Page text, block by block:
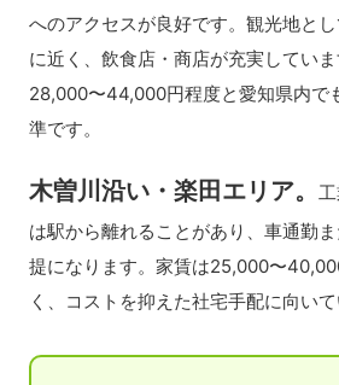
へのアクセスが良好です。観光地と
に近く、飲食店・商店が充実してい
28,000〜44,000円程度と愛知県内で
準です。
木曽川沿い・楽田エリア。
は駅から離れることがあり、車通勤
提になります。家賃は25,000〜
く、コストを抑えた社宅手配に向いて